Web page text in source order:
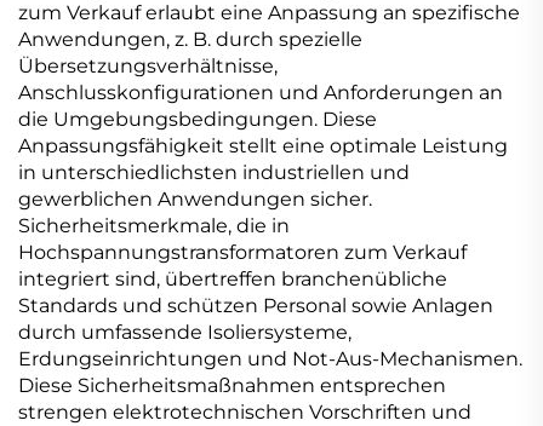
zum Verkauf erlaubt eine Anpassung an spezifische
Anwendungen, z. B. durch spezielle
Übersetzungsverhältnisse,
Anschlusskonfigurationen und Anforderungen an
die Umgebungsbedingungen. Diese
Anpassungsfähigkeit stellt eine optimale Leistung
in unterschiedlichsten industriellen und
gewerblichen Anwendungen sicher.
Sicherheitsmerkmale, die in
Hochspannungstransformatoren zum Verkauf
integriert sind, übertreffen branchenübliche
Standards und schützen Personal sowie Anlagen
durch umfassende Isoliersysteme,
Erdungseinrichtungen und Not-Aus-Mechanismen.
Diese Sicherheitsmaßnahmen entsprechen
strengen elektrotechnischen Vorschriften und